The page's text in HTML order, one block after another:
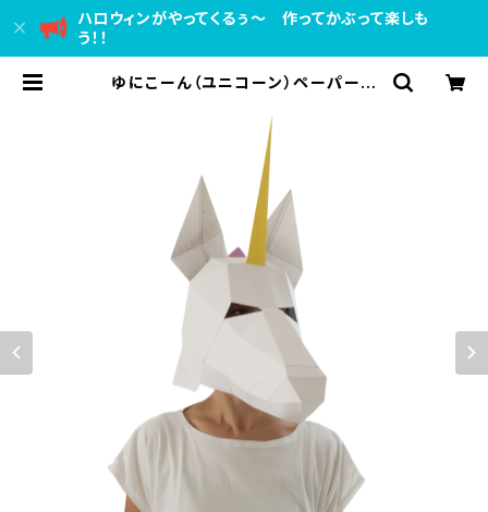
ハロウィンがやってくるぅ～ 作ってかぶって楽しも
う！！
ゆにこーん（ユニコーン）ペーパーク
手作り人気動物シリーズ 面白いか
わいい被り物【かぶれますく】 ハロウ
ィン仮装衣装にも！【送料込】Unicor
n 3D Mask Papercraft DIY | ペ
ーパークラフト かぶれますく かぶ
りもの（被り物）動物マスク手作り おも
しろ（面白い）かわいい仮装衣装 知
育玩具 人気